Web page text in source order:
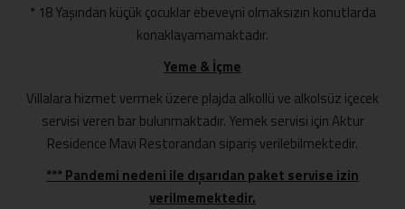
* 18 Yaşından küçük çocuklar ebeveyni olmaksızın konutlarda
konaklayamamaktadır.
Yeme & İçme
Villalara hizmet vermek üzere plajda alkollü ve alkolsüz içecek
servisi veren bar bulunmaktadır. Yemek servisi için Aktur
Residence Mavi Restorandan sipariş verilebilmektedir.
*** Pandemi nedeni ile dışarıdan paket servise izin
verilmemektedir.